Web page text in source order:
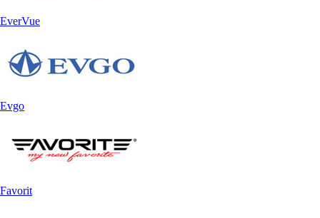
EverVue
Evgo
Favorit